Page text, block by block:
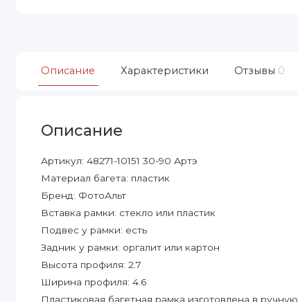
Описание Характеристики Отзывы 0
Описание
Артикул: 48271-10151 30-90 Артэ
Материал багета: пластик
Бренд: ФотоАльт
Вставка рамки: стекло или пластик
Подвес у рамки: есть
Задник у рамки: оргалит или картон
Высота профиля: 2.7
Ширина профиля: 4.6
Пластиковая багетная рамка изготовлена в ручную.